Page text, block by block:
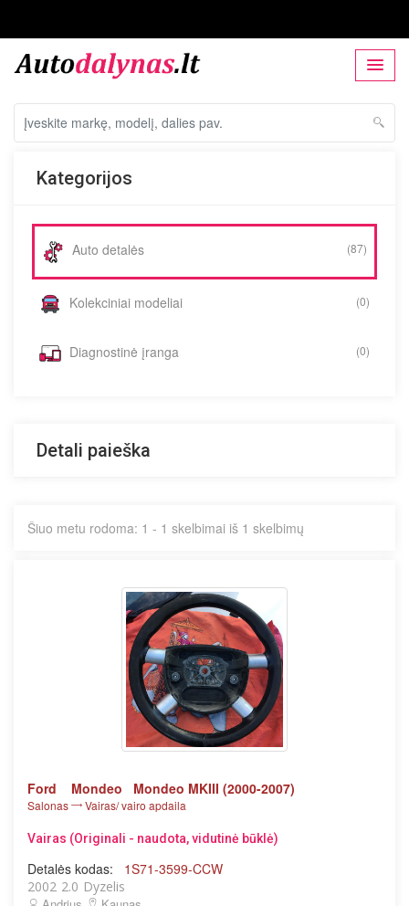
Kategorijos
Auto detalės (87)
Kolekciniai modeliai (0)
Diagnostinė įranga (0)
Detali paieška
Šiuo metu rodoma: 1 - 1 skelbimai iš 1 skelbimų
Ford Mondeo Mondeo MKIII (2000-2007)
Salonas Vairas/ vairo apdaila
Vairas (Originali - naudota, vidutinė būklė)
Detalės kodas: 1S71-3599-CCW
2002 2.0 Dyzelis